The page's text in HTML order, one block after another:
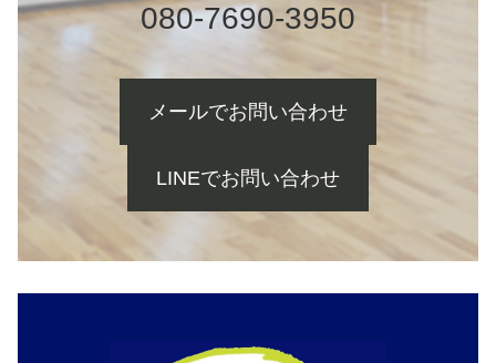
080-7690-3950
メールでお問い合わせ
LINEでお問い合わせ